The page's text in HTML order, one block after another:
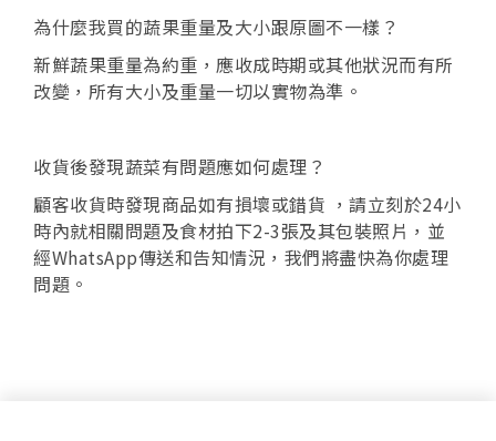
為什麼我買的蔬果重量及大小跟原圖不一樣？
新鮮蔬果重量為約重，應收成時期或其他狀況而有所
改變，所有大小及重量一切以實物為準。
收貨後發現蔬菜有問題應如何處理？
顧客收貨時發現商品如有損壞或錯貨 ，請立刻於24小
時內就相關問題及食材拍下2-3張及其包裝照片，並
經WhatsApp傳送和告知情況，我們將盡快為你處理
問題。